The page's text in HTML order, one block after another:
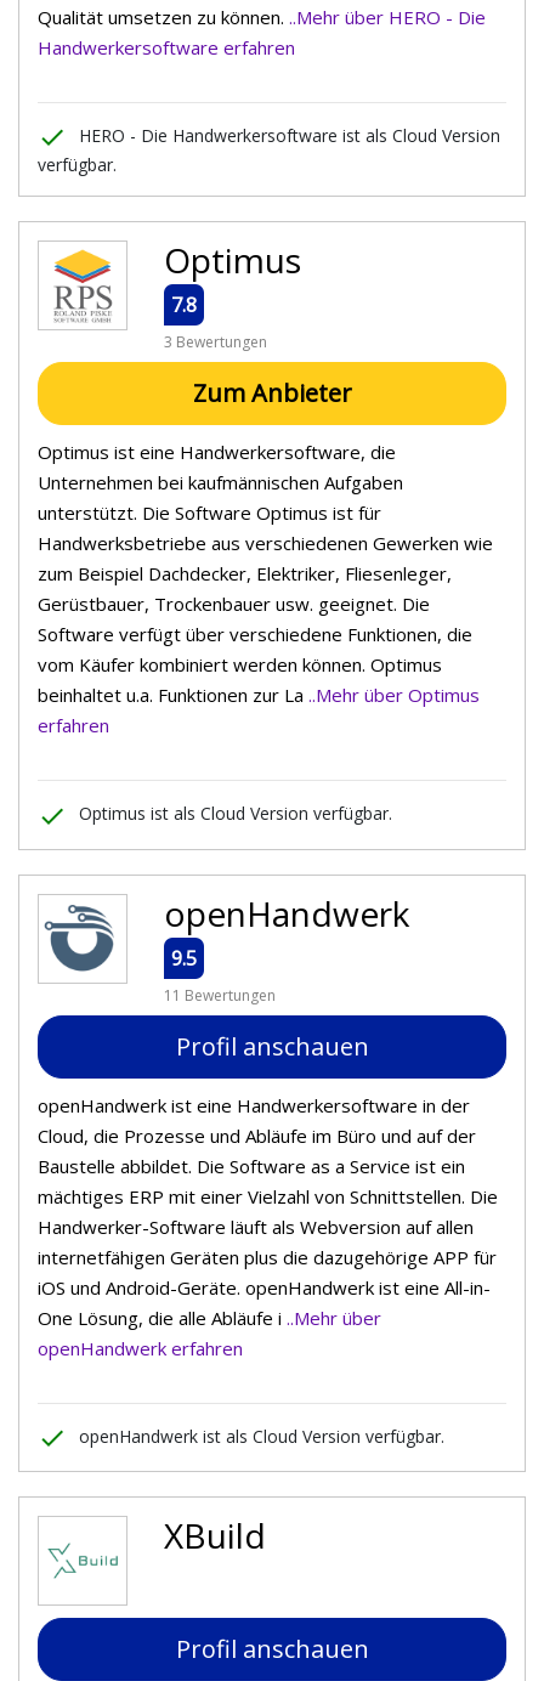
Qualität umsetzen zu können. ..Mehr über HERO - Die
Handwerkersoftware erfahren
done
HERO - Die Handwerkersoftware ist als Cloud Version
verfügbar.
Optimus
7.8
3 Bewertungen
Zum Anbieter
Optimus ist eine Handwerkersoftware, die
Unternehmen bei kaufmännischen Aufgaben
unterstützt. Die Software Optimus ist für
Handwerksbetriebe aus verschiedenen Gewerken wie
zum Beispiel Dachdecker, Elektriker, Fliesenleger,
Gerüstbauer, Trockenbauer usw. geeignet. Die
Software verfügt über verschiedene Funktionen, die
vom Käufer kombiniert werden können. Optimus
beinhaltet u.a. Funktionen zur La ..Mehr über Optimus
erfahren
done Optimus ist als Cloud Version verfügbar.
openHandwerk
9.5
11 Bewertungen
Profil anschauen
openHandwerk ist eine Handwerkersoftware in der
Cloud, die Prozesse und Abläufe im Büro und auf der
Baustelle abbildet. Die Software as a Service ist ein
mächtiges ERP mit einer Vielzahl von Schnittstellen. Die
Handwerker-Software läuft als Webversion auf allen
internetfähigen Geräten plus die dazugehörige APP für
iOS und Android-Geräte. openHandwerk ist eine All-in-
One Lösung, die alle Abläufe i ..Mehr über
openHandwerk erfahren
done openHandwerk ist als Cloud Version verfügbar.
XBuild
Profil anschauen